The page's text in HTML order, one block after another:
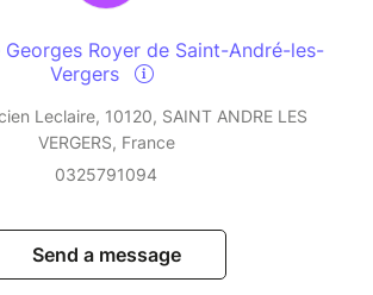
Royer de Saint-André-les-
Vergers
Leclaire, 10120, SAINT ANDRE LES
VERGERS, France
0325791094
Send a message